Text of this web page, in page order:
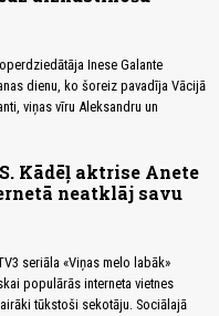
Inese Galante
dienu, ko šoreiz pavadīja Vācijā
viņas vīru Aleksandru un
Kādēļ aktrise Anete
neatklāj savu
seriāla «Viņas melo labāk»
populārās interneta vietnes
tūkstoši sekotāju. Sociālajā